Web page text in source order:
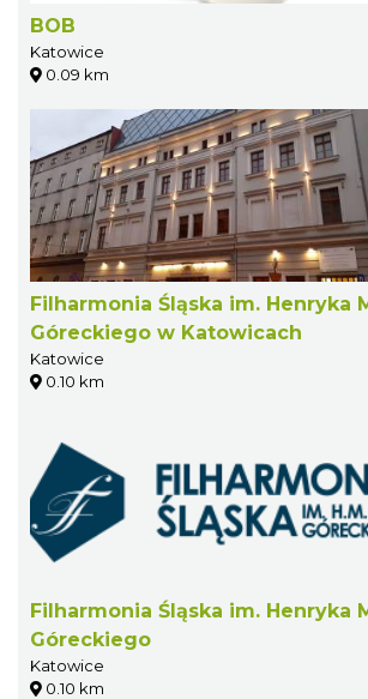
BOB
Katowice
0.09 km
Filharmonia Śląska im. Henryka
Góreckiego w Katowicach
Katowice
0.10 km
Filharmonia Śląska im. Henryka
Góreckiego
Katowice
0.10 km